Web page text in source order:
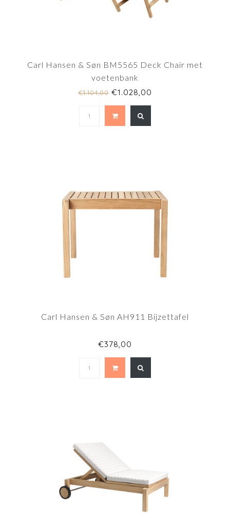
Carl Hansen & Søn BM5565 Deck Chair met
voetenbank
€1.104,00€1.028,00
Carl Hansen & Søn AH911 Bijzettafel
€378,00